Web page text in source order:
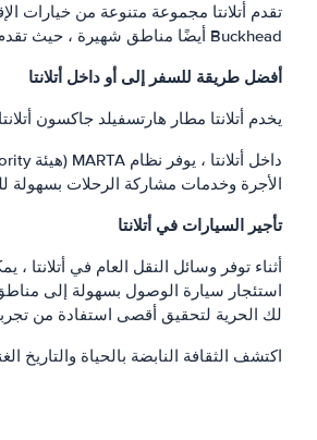
Buckhead أيضًا مناطق شهيرة ، حيث تقدم مزيجًا من الفنادق الراقية وأماكن الإقامة البوتيك والمطاعم العصرية.
أفضل طريقة للسفر إلى أو داخل أتلانتا
يخدم أتلانتا مطار هارتسفيلد جاكسون
الأجرة وخدمات مشاركة الرحلات بسهولة
تأجير السيارات في أتلانتا
أثناء توفر وسائل النقل العام في
استئجار سيارة الوصول بسهولة إلى
لك الحرية لتحقيق أقصى استفادة من
اكتشف الثقافة النابضة بالحياة